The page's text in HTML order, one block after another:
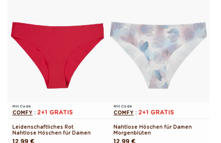
Mit Code
COMFY : 2+1 GRATIS
Leidenschaftliches Rot
Nahtlose Höschen für Damen
Normaler
12.99 €
Mit Code
COMFY : 2+1 GRATIS
Nahtlose Höschen für Damen
Morgenblüten
Normaler
12.99 €